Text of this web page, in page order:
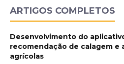
ARTIGOS COMPLETOS
Desenvolvimento do
recomendação de calagem e
agrícolas